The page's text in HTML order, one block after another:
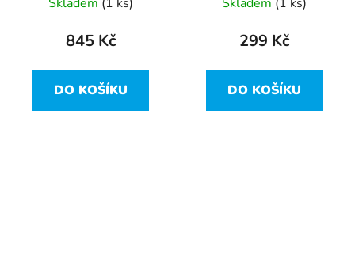
845 Kč
DO KOŠÍKU
299 Kč
DO KOŠÍKU